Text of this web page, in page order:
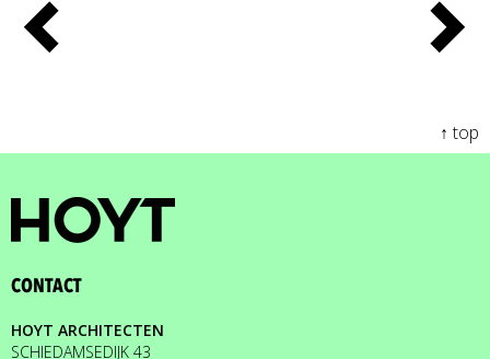
↑ top
CONTACT
HOYT ARCHITECTEN
SCHIEDAMSEDIJK 43